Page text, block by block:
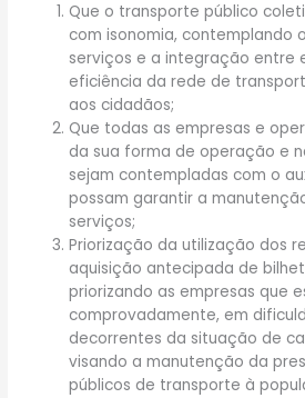
Que o transporte público
com isonomia, contemplando
serviços e a integração entre
eficiência da rede de
aos cidadãos;
Que todas as empresas e
da sua forma de operação e
sejam contempladas com o
possam garantir a
serviços;
Priorização da utilização dos
aquisição antecipada de
priorizando as empresas que
comprovadamente, em
decorrentes da situação de
visando a manutenção da
públicos de transporte à